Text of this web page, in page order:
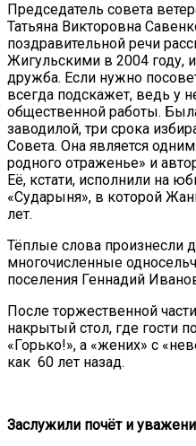
Председатель совета
Татьяна Викторовна
поздравительной речи
Жигульскими в 2004 году,
дружба. Если нужно
всегда подскажет, ведь у
общественной работы.
заводилой, три срока
Совета. Она является
родного отраженье» и
Её, кстати, исполнили на
«Сударыня», в которой
лет.
Тёплые слова произнесли
многочисленные
поселения Геннадий
После торжественной
накрытый стол, где гости
«Горько!», а «жених» с
как 60 лет назад.
Заслужили почёт и